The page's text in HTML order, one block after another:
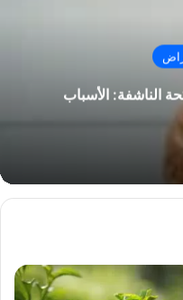
الناشفة: الأسباب